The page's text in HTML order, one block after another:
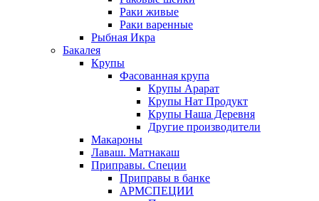
Раки живые
Раки варенные
Рыбная Икра
Бакалея
Крупы
Фасованная крупа
Крупы Арарат
Крупы Нат Продукт
Крупы Наша Деревня
Другие производители
Макароны
Лаваш. Матнакаш
Приправы. Специи
Приправы в банке
АРМСПЕЦИИ